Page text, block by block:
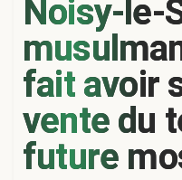
Noisy-le-
fait avoir
vente du
future